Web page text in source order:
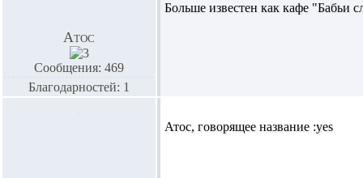
Атос
Сообщения: 469
Благодарностей: 1
Больше известен как кафе "Бабьи
Атос, говорящее название :yes